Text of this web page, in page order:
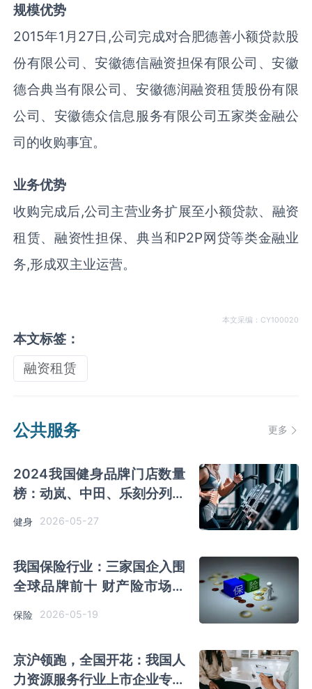
规模优势
2015年1 月 27日 ,公司完成对合肥德善小额贷款股
份有限公司、安徽德信融资担保有限公司、安徽
德合典当有限公司、安徽德润融资租赁股份有限
公司、安徽德众信息服务有限公司五家类金融公
司的收购事宜。
业务优势
收购完成后,公司主营业务扩展至小额贷款、融资
租赁、融资性担保、典当和P2P网贷等类金融业
务,形成双主业运营。
本文采编：CY100020
本文标签：
融资租赁
公共服务 更多
2024我国健身品牌门店数量
榜：动岚、中田、乐刻分列三
健身 2026-05-27
我国保险行业：三家国企入围
全球品牌前十 财产险市场集
保险 2026-05-19
京沪领跑，全国开花：我国人
力资源服务行业上市企业专注